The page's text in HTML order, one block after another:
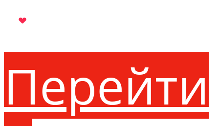
Перейти